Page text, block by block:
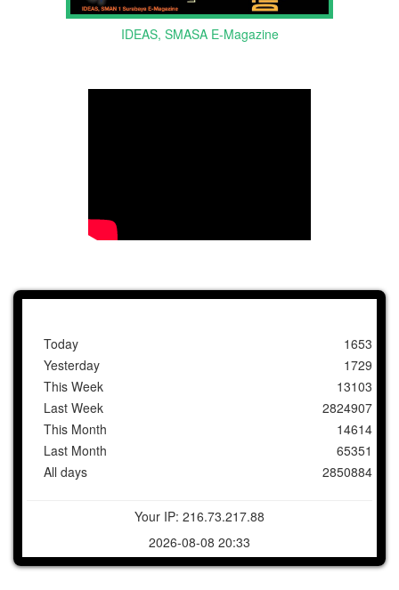
IDEAS, SMASA E-Magazine
Today
Yesterday
This Week
Last Week
This Month
Last Month
All days
1653
1729
13103
2824907
14614
65351
2850884
Your IP: 216.73.217.88
2026-08-08 20:33